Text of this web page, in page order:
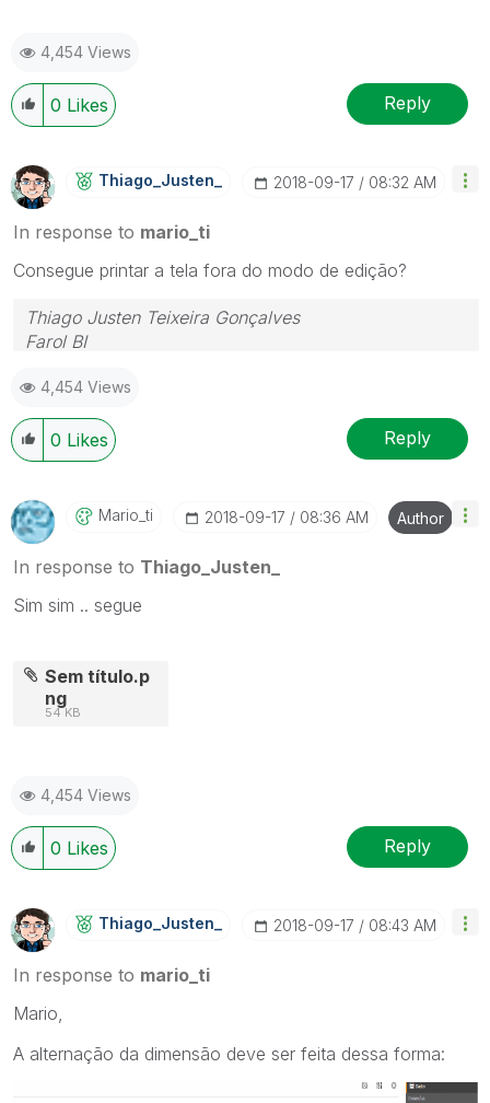
4,454 Views
0 Likes Reply
Thiago_Justen_ ‎2018-09-17 08:32 AM
In response to mario_ti
Consegue printar a tela fora do modo de edição?
Thiago Justen Teixeira Gonçalves
Farol BI
Skype: justen.thiago
4,454 Views
0 Likes Reply
Mario_ti ‎2018-09-17 08:36 AM Author
In response to Thiago_Justen_
Sim sim .. segue
Sem título.p
ng
54 KB
4,454 Views
0 Likes Reply
Thiago_Justen_ ‎2018-09-17 08:43 AM
In response to mario_ti
Mario,
A alternação da dimensão deve ser feita dessa forma: